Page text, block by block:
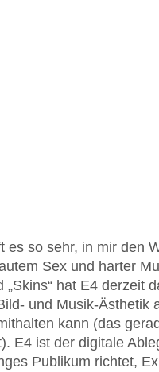
es so sehr, in mir den
Sex und harter
„Skins“ hat E4 derzeit
und Musik-Ästhetik
kann (das
E4 ist der digitale
Publikum richtet,